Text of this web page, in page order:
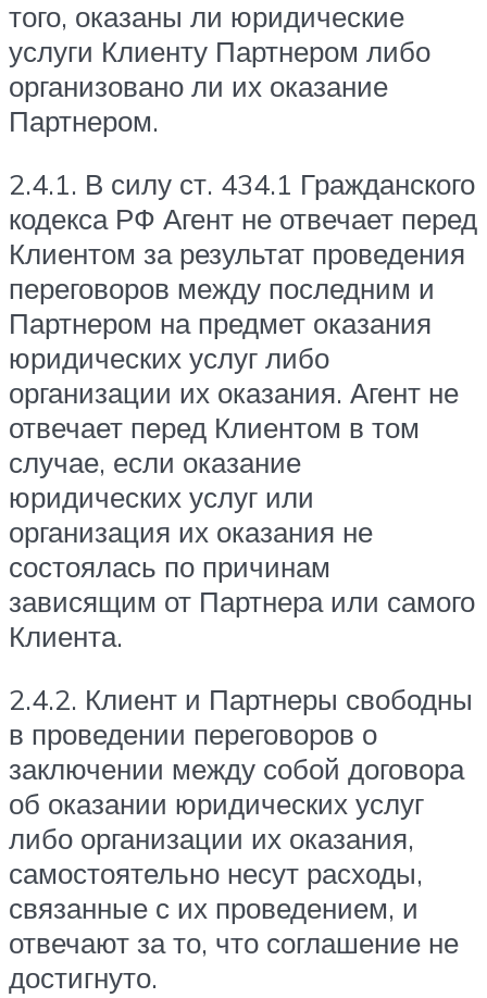
того, оказаны ли юридические
услуги Клиенту Партнером либо
организовано ли их оказание
Партнером.
2.4.1. В силу ст. 434.1 Гражданского
кодекса РФ Агент не отвечает перед
Клиентом за результат проведения
переговоров между последним и
Партнером на предмет оказания
юридических услуг либо
организации их оказания. Агент не
отвечает перед Клиентом в том
случае, если оказание
юридических услуг или
организация их оказания не
состоялась по причинам
зависящим от Партнера или самого
Клиента.
2.4.2. Клиент и Партнеры свободны
в проведении переговоров о
заключении между собой договора
об оказании юридических услуг
либо организации их оказания,
самостоятельно несут расходы,
связанные с их проведением, и
отвечают за то, что соглашение не
достигнуто.